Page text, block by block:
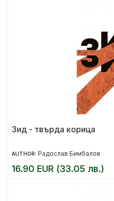
Зид - твърда корица
AUTHOR: Радослав Бимбалов
16.90 EUR (33.05 лв.)